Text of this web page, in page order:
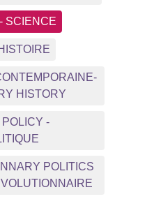
SCIENCE
HISTORY
-
POLITICS